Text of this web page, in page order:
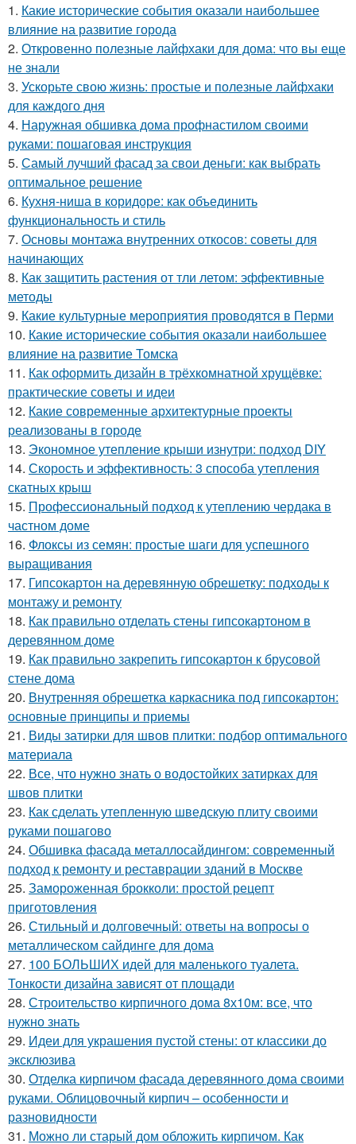
1. Какие исторические события оказали наибольшее
влияние на развитие города
2. Откровенно полезные лайфхаки для дома: что вы еще
не знали
3. Ускорьте свою жизнь: простые и полезные лайфхаки
для каждого дня
4. Наружная обшивка дома профнастилом своими
руками: пошаговая инструкция
5. Самый лучший фасад за свои деньги: как выбрать
оптимальное решение
6. Кухня-ниша в коридоре: как объединить
функциональность и стиль
7. Основы монтажа внутренних откосов: советы для
начинающих
8. Как защитить растения от тли летом: эффективные
методы
9. Какие культурные мероприятия проводятся в Перми
10. Какие исторические события оказали наибольшее
влияние на развитие Томска
11. Как оформить дизайн в трёхкомнатной хрущёвке:
практические советы и идеи
12. Какие современные архитектурные проекты
реализованы в городе
13. Экономное утепление крыши изнутри: подход DIY
14. Скорость и эффективность: 3 способа утепления
скатных крыш
15. Профессиональный подход к утеплению чердака в
частном доме
16. Флоксы из семян: простые шаги для успешного
выращивания
17. Гипсокартон на деревянную обрешетку: подходы к
монтажу и ремонту
18. Как правильно отделать стены гипсокартоном в
деревянном доме
19. Как правильно закрепить гипсокартон к брусовой
стене дома
20. Внутренняя обрешетка каркасника под гипсокартон:
основные принципы и приемы
21. Виды затирки для швов плитки: подбор оптимального
материала
22. Все, что нужно знать о водостойких затирках для
швов плитки
23. Как сделать утепленную шведскую плиту своими
руками пошагово
24. Обшивка фасада металлосайдингом: современный
подход к ремонту и реставрации зданий в Москве
25. Замороженная брокколи: простой рецепт
приготовления
26. Стильный и долговечный: ответы на вопросы о
металлическом сайдинге для дома
27. 100 БОЛЬШИХ идей для маленького туалета.
Тонкости дизайна зависят от площади
28. Строительство кирпичного дома 8х10м: все, что
нужно знать
29. Идеи для украшения пустой стены: от классики до
эксклюзива
30. Отделка кирпичом фасада деревянного дома своими
руками. Облицовочный кирпич – особенности и
разновидности
31. Можно ли старый дом обложить кирпичом. Как